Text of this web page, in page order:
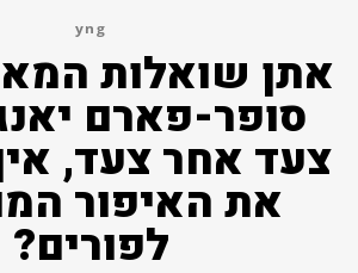
yng
אתן שואלות
סופר-פארם
צעד אחר צעד,
את האיפור
לפורים?